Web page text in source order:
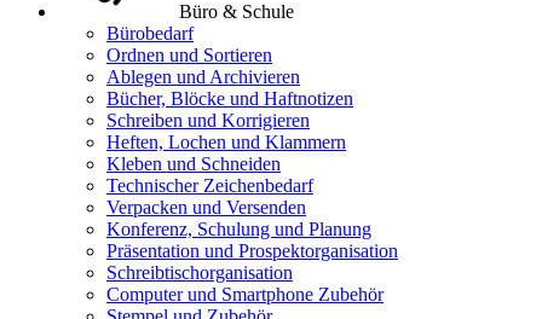
Büro & Schule
Bürobedarf
Ordnen und Sortieren
Ablegen und Archivieren
Bücher, Blöcke und Haftnotizen
Schreiben und Korrigieren
Heften, Lochen und Klammern
Kleben und Schneiden
Technischer Zeichenbedarf
Verpacken und Versenden
Konferenz, Schulung und Planung
Präsentation und Prospektorganisation
Schreibtischorganisation
Computer und Smartphone Zubehör